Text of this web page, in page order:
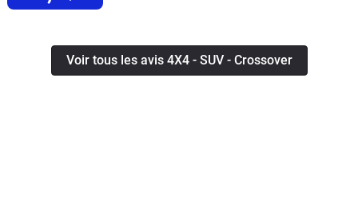
Voir tous les avis 4X4 - SUV - Crossover